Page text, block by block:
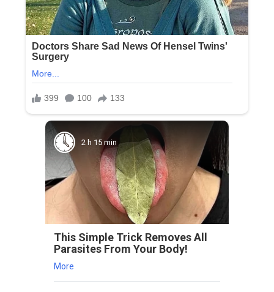
2 h 15 min
This Simple Trick Removes All
Parasites From Your Body!
More